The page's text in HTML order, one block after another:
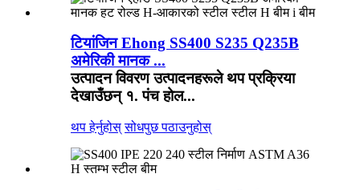
टियांजिन Ehong SS400 S235 Q235B
अमेरिकी मानक ...
उत्पादन विवरण उत्पादनहरूले थप प्रक्रिया
देखाउँछन् १. पंच होल...
थप हेर्नुहोस् सोधपुछ पठाउनुहोस्